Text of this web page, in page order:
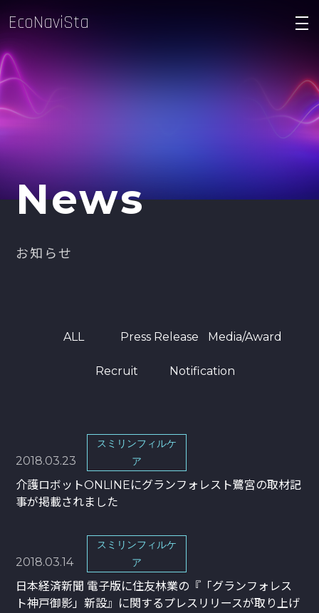
EcoNaviSta density_medium
News
お知らせ
ALL Press Release Media/Award
Recruit Notification
2018.03.23
スミリンフィルケ
ア
介護ロボットONLINEにグランフォレスト鷺宮の取材記
事が掲載されました
2018.03.14
スミリンフィルケ
ア
日本経済新聞 電子版に住友林業の『「グランフォレス
ト神戸御影」新設』に関するプレスリリースが取り上げ